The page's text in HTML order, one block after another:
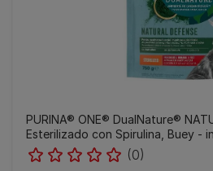
PURINA® ONE® DualNature®
Esterilizado con Spirulina, Buey -
(0)